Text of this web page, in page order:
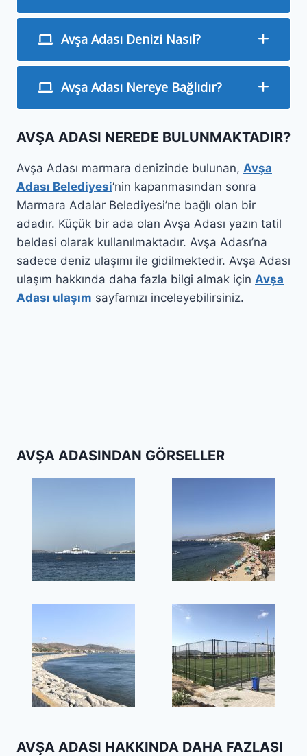
Avşa Adası Denizi Nasıl?
Avşa Adası Nereye Bağlıdır?
AVŞA ADASI NEREDE BULUNMAKTADIR?
Avşa Adası marmara denizinde bulunan, Avşa
Adası Belediyesi‘nin kapanmasından sonra
Marmara Adalar Belediyesi’ne bağlı olan bir
adadır. Küçük bir ada olan Avşa Adası yazın tatil
beldesi olarak kullanılmaktadır. Avşa Adası’na
sadece deniz ulaşımı ile gidilmektedir. Avşa Adası
ulaşım hakkında daha fazla bilgi almak için Avşa
Adası ulaşım sayfamızı inceleyebilirsiniz.
AVŞA ADASINDAN GÖRSELLER
AVŞA ADASI HAKKINDA DAHA FAZLASI